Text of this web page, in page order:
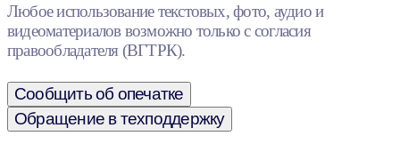
Любое использование текстовых, фото, аудио и
видеоматериалов возможно только с согласия
правообладателя (ВГТРК).
Сообщить об опечатке
Обращение в техподдержку